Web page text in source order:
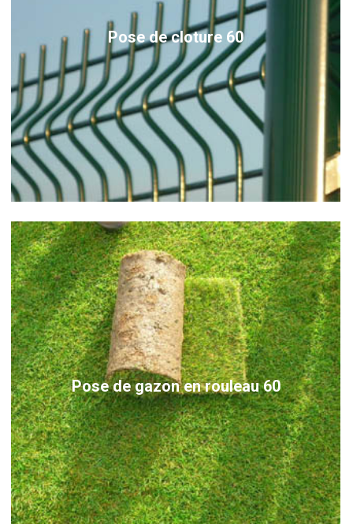
Pose de cloture 60
Pose de gazon en rouleau 60